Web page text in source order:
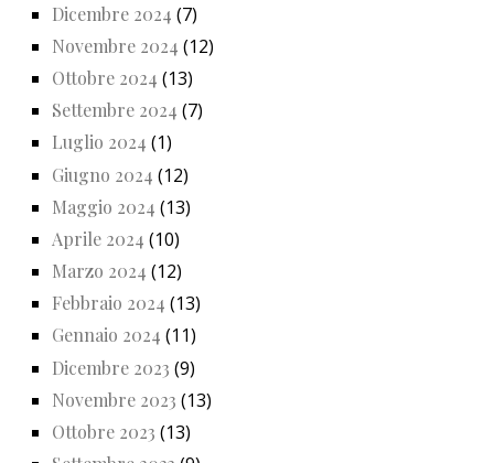
Dicembre 2024 (7)
Novembre 2024 (12)
Ottobre 2024 (13)
Settembre 2024 (7)
Luglio 2024 (1)
Giugno 2024 (12)
Maggio 2024 (13)
Aprile 2024 (10)
Marzo 2024 (12)
Febbraio 2024 (13)
Gennaio 2024 (11)
Dicembre 2023 (9)
Novembre 2023 (13)
Ottobre 2023 (13)